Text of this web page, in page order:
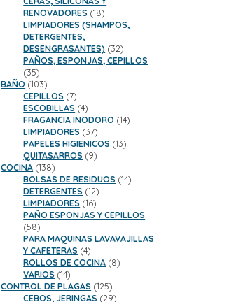
RENOVADORES 1818
productos
LIMPIADORES (SHAMPOS,
DETERGENTES,
DESENGRASANTES) 3232
productos
PAÑOS, ESPONJAS, CEPILLOS
3535
productos
BAÑO 103103
productos
CEPILLOS 77
productos
ESCOBILLAS 44
productos
FRAGANCIA INODORO 1414
LIMPIADORES 3737
productos
PAPELES HIGIENICOS 1313
QUITASARROS 99
COCINA 138138
productos
BOLSAS DE RESIDUOS 1414
DETERGENTES 1212
productos
LIMPIADORES 1616
productos
PAÑO ESPONJAS Y CEPILLOS
5858
productos
PARA MAQUINAS LAVAVAJILLAS
Y CAFETERAS 44
productos
ROLLOS DE COCINA 88
VARIOS 1414
productos
CONTROL DE PLAGAS 125125
productos
CEBOS, JERINGAS 2929